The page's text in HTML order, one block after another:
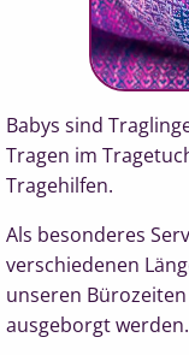
Babys sind
Tragen im
Tragehilfen.
Als besonderes
verschiedenen
unseren
ausgeborgt werden.